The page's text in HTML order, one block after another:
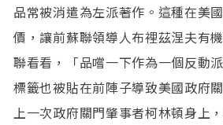
品常被消遣為左派著作。這種在美
價，讓前蘇聯領導人布裡茲涅夫有
聯看看，「品嚐一下作為一個反動
標籤也被貼在前陣子導致美國政府
上一次政府關門肇事者柯林頓身上